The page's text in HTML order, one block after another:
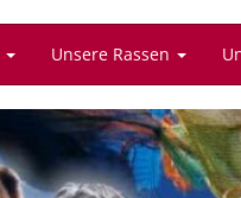
Unsere Rassen